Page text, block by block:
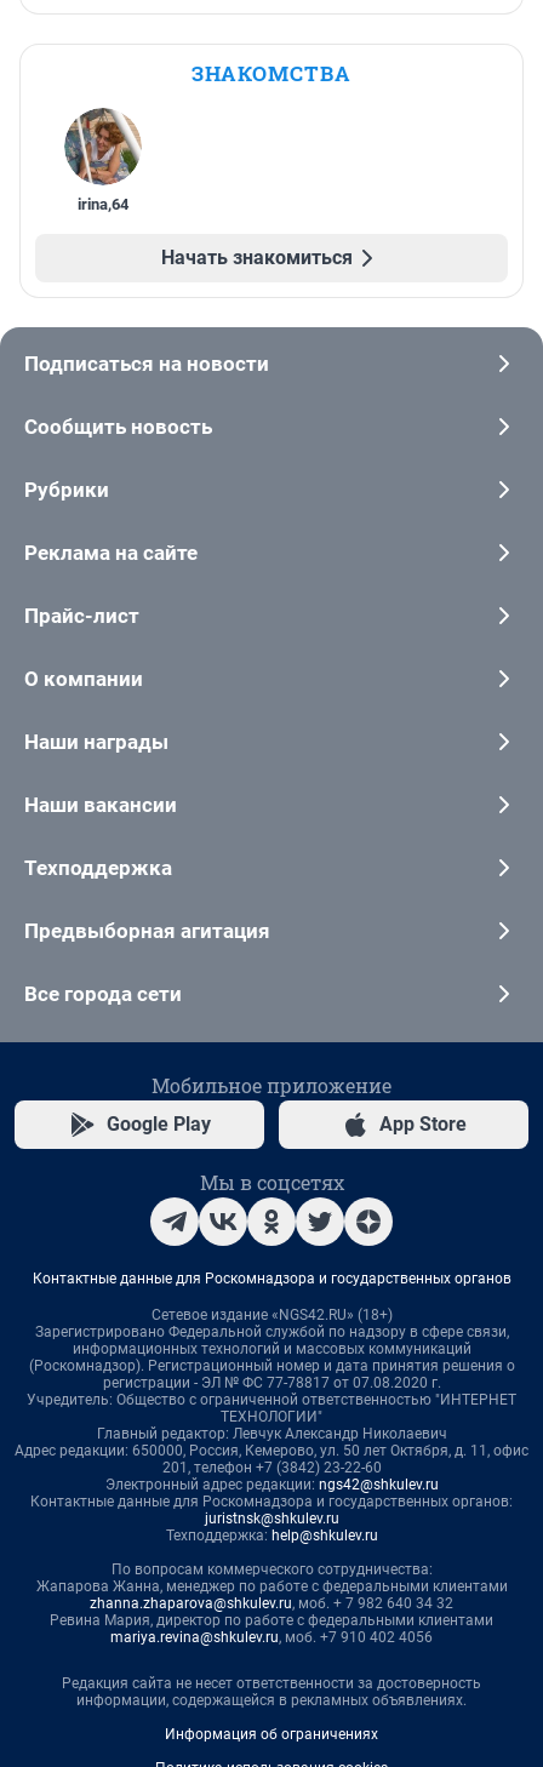
ЗНАКОМСТВА
irina,64
Начать знакомиться
Подписаться на новости
Сообщить новость
Рубрики
Реклама на сайте
Прайс-лист
О компании
Наши награды
Наши вакансии
Техподдержка
Предвыборная агитация
Все города сети
Мобильное приложение
Google Play App Store
Мы в соцсетях
Контактные данные для Роскомнадзора и государственных органов
Сетевое издание «NGS42.RU» (18+)
Зарегистрировано Федеральной службой по надзору в сфере связи,
информационных технологий и массовых коммуникаций
(Роскомнадзор). Регистрационный номер и дата принятия решения о
регистрации - ЭЛ № ФС 77-78817 от 07.08.2020 г.
Учредитель: Общество с ограниченной ответственностью "ИНТЕРНЕТ
ТЕХНОЛОГИИ"
Главный редактор: Левчук Александр Николаевич
Адрес редакции: 650000, Россия, Кемерово, ул. 50 лет Октября, д. 11, офис
201, телефон +7 (3842) 23-22-60
Электронный адрес редакции: ngs42@shkulev.ru
Контактные данные для Роскомнадзора и государственных органов:
juristnsk@shkulev.ru
Техподдержка: help@shkulev.ru
По вопросам коммерческого сотрудничества:
Жапарова Жанна, менеджер по работе с федеральными клиентами
zhanna.zhaparova@shkulev.ru, моб. + 7 982 640 34 32
Ревина Мария, директор по работе с федеральными клиентами
mariya.revina@shkulev.ru, моб. +7 910 402 4056
Редакция сайта не несет ответственности за достоверность
информации, содержащейся в рекламных объявлениях.
Информация об ограничениях